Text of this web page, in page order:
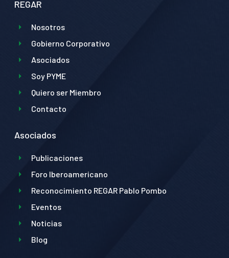
REGAR
Nosotros
Gobierno Corporativo
Asociados
Soy PYME
Quiero ser Miembro
Contacto
Asociados
Publicaciones
Foro Iberoamericano
Reconocimiento REGAR Pablo Pombo
Eventos
Noticias
Blog